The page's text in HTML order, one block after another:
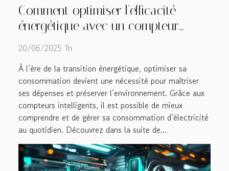
Comment optimiser l'efficacité
énergétique avec un compteur
intelligent
20/06/2025 1h
À l’ère de la transition énergétique, optimiser sa
consommation devient une nécessité pour maîtriser
ses dépenses et préserver l’environnement. Grâce aux
compteurs intelligents, il est possible de mieux
comprendre et de gérer sa consommation d’électricité
au quotidien. Découvrez dans la suite de...